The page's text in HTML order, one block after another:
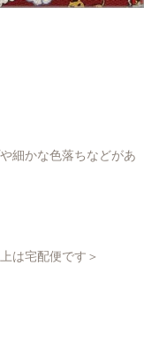
細かな色落ちなどがあ
は宅配便です＞